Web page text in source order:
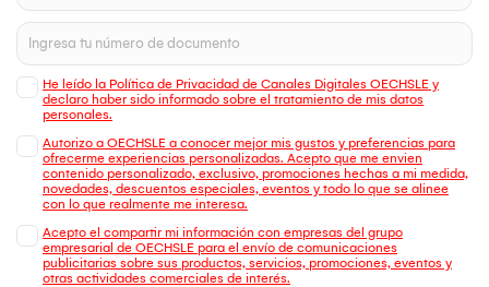
He leído la Política de Privacidad de Canales Digitales OECHSLE y
declaro haber sido informado sobre el tratamiento de mis datos
personales.
Autorizo a OECHSLE a conocer mejor mis gustos y preferencias para
ofrecerme experiencias personalizadas. Acepto que me envien
contenido personalizado, exclusivo, promociones hechas a mi medida,
novedades, descuentos especiales, eventos y todo lo que se alinee
con lo que realmente me interesa.
Acepto el compartir mi información con empresas del grupo
empresarial de OECHSLE para el envío de comunicaciones
publicitarias sobre sus productos, servicios, promociones, eventos y
otras actividades comerciales de interés.